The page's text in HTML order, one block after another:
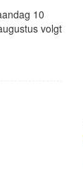
10
volgt